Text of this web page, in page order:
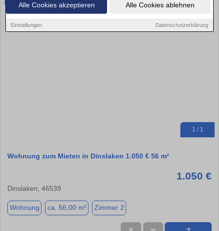
Alle Cookies akzeptieren Alle Cookies ablehnen
Einstellungen Datenschutzerklärung
1 / 1
Wohnung zum Mieten in Dinslaken 1.050 € 56 m²
1.050 €
Dinslaken, 46539
Wohnung ca. 56,00 m² Zimmer 2
★ ➦ ➜